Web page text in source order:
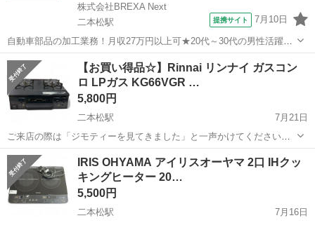
株式会社BREXA Next
二本松駅
提携サイト 7月10日
自動車部品の加工業務！月収27万円以上可★20代～30代の男性活躍中
★日払い制度あり！食堂利用可！1食あたり85円～と格安！メーカへの
直接雇用のチャンスあり★《福島県二本松市》 人気の工場のお仕事 ◇
自動車部品の加工業務◇...
福島 二本松市 二本松駅 その他
【お買い得品☆】Rinnai リンナイ ガスコン
ロ LPガス KG66VGR …
5,800円
二本松駅
7月21日
ご来店の際は「ジモティーを見てきました」と一声かけてください★
＊＊ ＊ ＊＊ ＊ ＊＊ 【お買い得品☆】Rinnai リンナイ ガスコン
ロ LPガス KG66VGR 2020年式 中古 使用感ありますので格...
福島 調理器具 LPガス
IRIS OHYAMA アイリスオーヤマ 2口 IHクッ
キングヒーター 20…
5,500円
二本松駅
7月16日